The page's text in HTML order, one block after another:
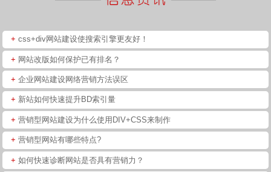
+ css+div网站建设使搜索引擎更友好！
+ 网站改版如何保护已有排名？
+ 企业网站建设网络营销方法误区
+ 新站如何快速提升BD索引量
+ 营销型网站建设为什么使用DIV+CSS来制作
+ 营销型网站有哪些特点?
+ 如何快速诊断网站是否具有营销力？